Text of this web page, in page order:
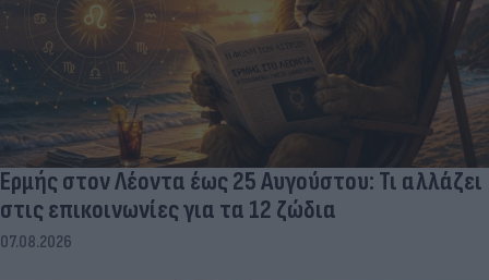
Ερμής στον Λέοντα έως 25 Αυγούστου: Τι αλλάζει
στις επικοινωνίες για τα 12 ζώδια
07.08.2026